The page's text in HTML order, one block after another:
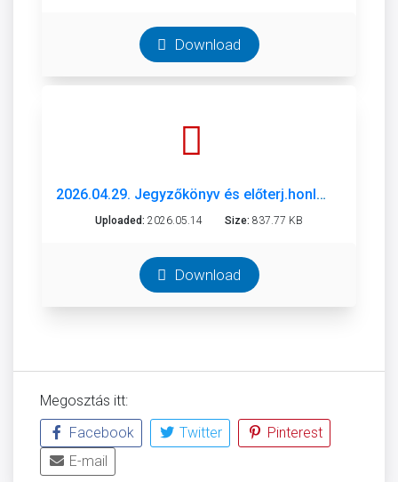
Download
2026.04.29. Jegyzőkönyv és előterj.honlapra.pdf
Uploaded: 2026.05.14 Size: 837.77 KB
Download
Megosztás itt:
Facebook
Twitter
Pinterest
E-mail